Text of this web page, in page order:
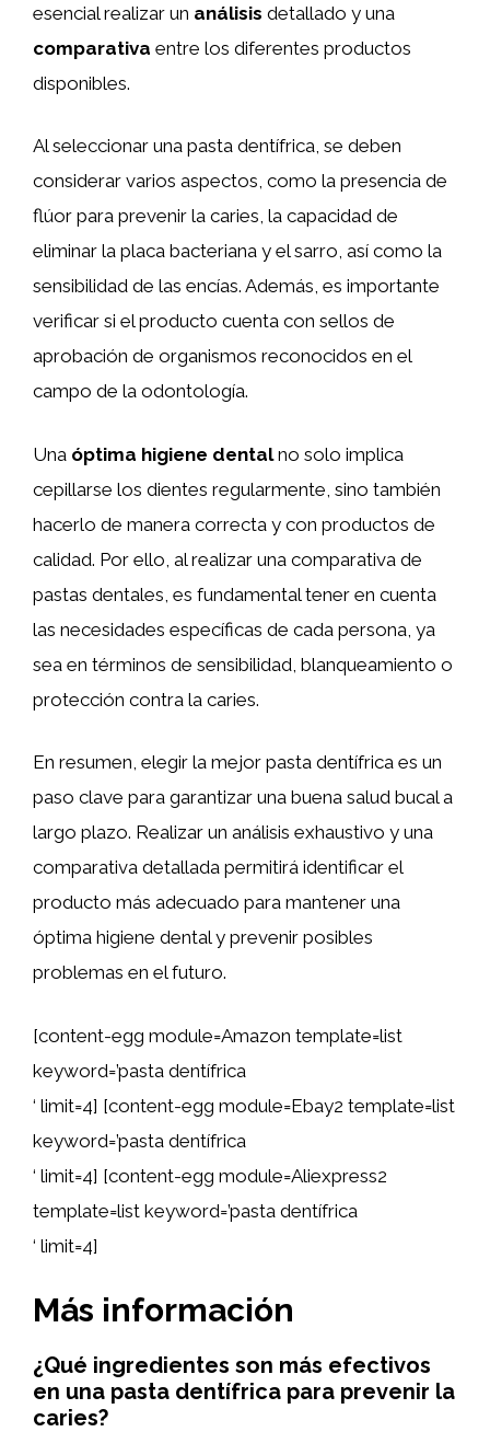
esencial realizar un análisis detallado y una
comparativa entre los diferentes productos
disponibles.
Al seleccionar una pasta dentífrica, se deben
considerar varios aspectos, como la presencia de
flúor para prevenir la caries, la capacidad de
eliminar la placa bacteriana y el sarro, así como la
sensibilidad de las encías. Además, es importante
verificar si el producto cuenta con sellos de
aprobación de organismos reconocidos en el
campo de la odontología.
Una óptima higiene dentalno solo implica
cepillarse los dientes regularmente, sino también
hacerlo de manera correcta y con productos de
calidad. Por ello, al realizar una comparativa de
pastas dentales, es fundamental tener en cuenta
las necesidades específicas de cada persona, ya
sea en términos de sensibilidad, blanqueamiento o
protección contra la caries.
En resumen, elegir la mejor pasta dentífrica es un
paso clave para garantizar una buena salud bucal a
largo plazo. Realizar un análisis exhaustivo y una
comparativa detallada permitirá identificar el
producto más adecuado para mantener una
óptima higiene dental y prevenir posibles
problemas en el futuro.
[content-egg module=Amazon template=list
keyword=’pasta dentífrica
‘ limit=4] [content-egg module=Ebay2 template=list
keyword=’pasta dentífrica
‘ limit=4] [content-egg module=Aliexpress2
template=list keyword=’pasta dentífrica
‘ limit=4]
Más información
¿Qué ingredientes son más efectivos
en una pasta dentífrica para prevenir la
caries?